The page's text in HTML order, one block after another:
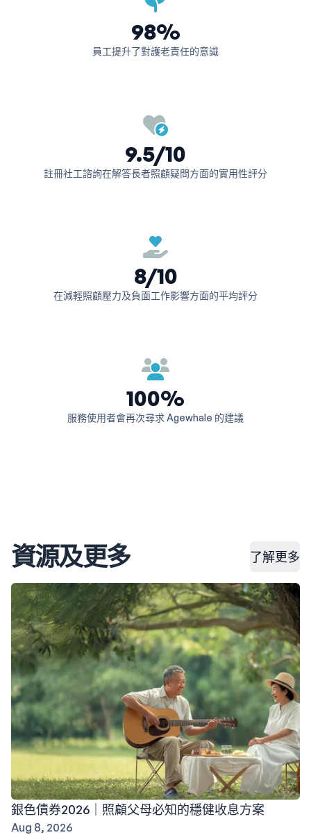
98%
員工提升了對護老責任的意識
9.5/10
註冊社工諮詢在解答長者照顧疑問方面的實用性評分
8/10
在減輕照顧壓力及負面工作影響方面的平均評分
100%
服務使用者會再次尋求 Agewhale 的建議
資源及更多 了解更多
銀色債券2026｜照顧父母必知的穩健收息方案
Aug 8, 2026